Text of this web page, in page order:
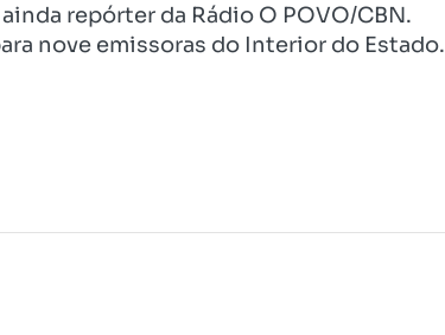
repórter da Rádio O POVO/CBN.
nove emissoras do Interior do Estado.